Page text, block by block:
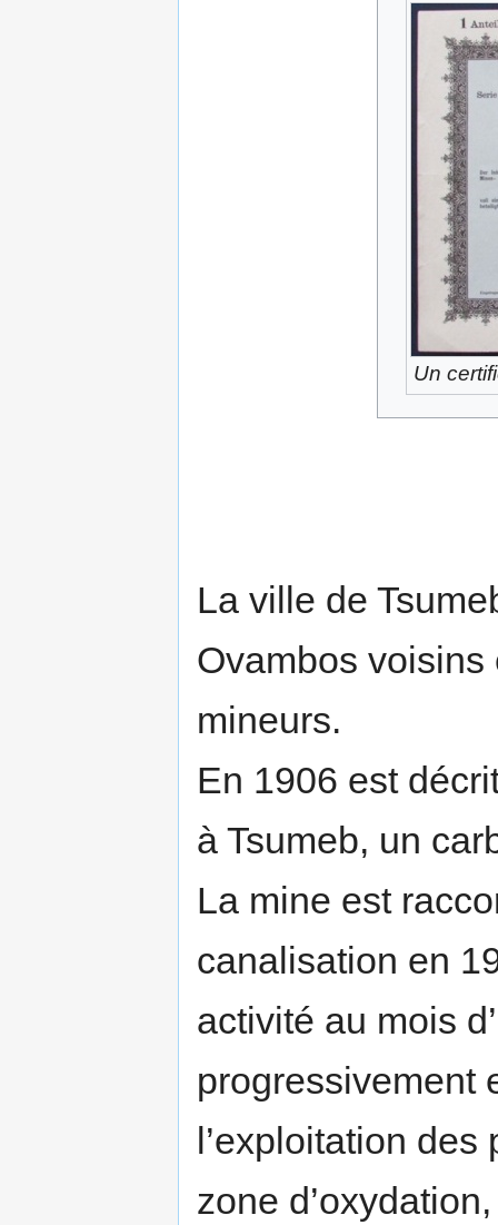
Un
La ville de
Ovambos
mineurs.
En 1906 est
à Tsumeb, un
La mine est
canalisation en
activité au mois
progressivement
l’exploitation
zone